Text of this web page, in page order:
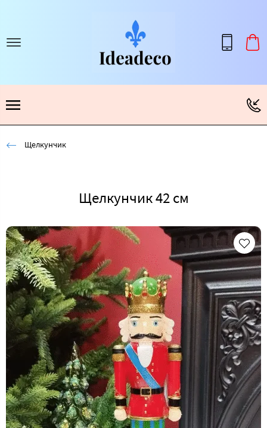
Щелкунчик
Щелкунчик 42 см